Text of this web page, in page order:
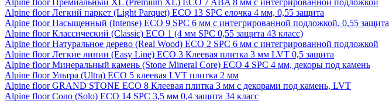
Alpine floor Премиальный XL (Premium XL) ECO 7 ABA 8 мм с интегрированной подложкой
Alpine floor Легкий паркет (Light Parquet) ECO 13 SPC елочка 4 мм, 0,55 защита
Alpine floor Насыщенный (Intense) ECO 9 SPC 6 мм с интегрированной подложкой, 0,55 защита
Alpine floor Классический (Classic) ECO 1 (4 мм SPC 0,55 защита 43 класс)
Alpine floor Натуральное дерево (Real Wood) ECO 2 SPC 6 мм с интегрированной подложкой
Alpine floor Легкие линии (Easy Line) ECO 3 Клеевая плитка 3 мм LVT 0,5 защита
Alpine floor Минеральный камень (Stone Mineral Core) ECO 4 SPC 4 мм, декоры под камень
Alpine floor Ультра (Ultra) ECO 5 клеевая LVT плитка 2 мм
Alpine floor GRAND STONE ECO 8 Клеевая плитка 3 мм с декорами под камень, LVT
Alpine floor Соло (Solo) ECO 14 SPC 3,5 мм 0,4 защита 34 класс